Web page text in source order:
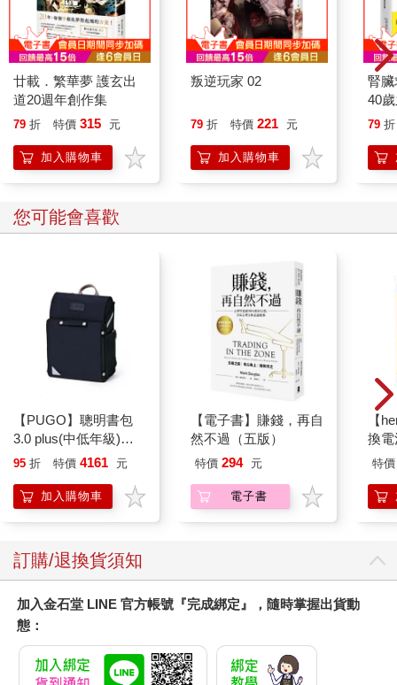
誰都可能輕易被自己信任的人或團體騙到，這種對於群體歸屬感
的渴望、與他人產生交流連結的需求、期望成為某個團體的一分
子，都讓我們特別容易被邪教鎖定，尤其要是正處於人生最脆弱
無助的階段，就更可能遭到無恥之徒占便宜、受騙上當。其實邪
教真正可怕的地方，出在邪教教主。要不是邪教創辦人，邪教本
身恐怕不至於那麼糟糕。
加入邪教和創辦邪教的動機完全不同。一種是渴盼獲得接納、找
到人生目標，另一種是意圖控制和剝削他人。但手段最高明的邪
教教主不只要渴望權力、自大狂妄、深具個人魅力（不過這些當
然都是必備條件），他們也必須推陳出新，或者至少表面看來是
全新概念，而且通常是關於人生、詭異到不行的概念。
我們會在這本書中探究三十個史上最有趣的邪教，從相信外星人
掌控人類命運的邪教，乃至相信人類雙腳蘊藏著未來祕密的邪
教，甚至是認為人完全不需要飲食的邪教都有。
倒也不是邪教越詭異，故事就越有意思，雖然這麼說也沒錯，但
更重要的是，邪教越詭異，就越能讓我們了解到人的信仰有多千
奇百怪、對歸屬感的渴望是多麼迫切、信任可能招致悲劇，以及
我不是以各個邪教的信仰（例如幽浮派邪教或是世界末日派邪
教）為書中講到的邪教分門別類，而是以信徒加入邪教所追求的
都是人人追尋的事物，畢竟大家都是這樣加入邪教的：只因為我
們是人，都會尋尋覓覓需要和渴望的事物。
關於邪教，最可怕的或許不是邪教可能造成的傷害，而是人人都
世界。
廿載．繁華夢 護玄出
道20週年創作集
79 折 特價 315 元
加入購物車
叛逆玩家 02
79 折 特價 221 元
加入購物車
腎
40
就
79 折
您可能會喜歡
【PUGO】聰明書包
3.0 plus(中低年級)酷
黑 全新進化玩美上市
95 折 特價 4161 元
加入購物車
【電子書】賺錢，再自
然不過（五版）
特價 294 元
電子書
【
換電
特價
訂購/退換貨須知
加入金石堂 LINE 官方帳號『完成綁定』，隨時掌握出貨動
態：